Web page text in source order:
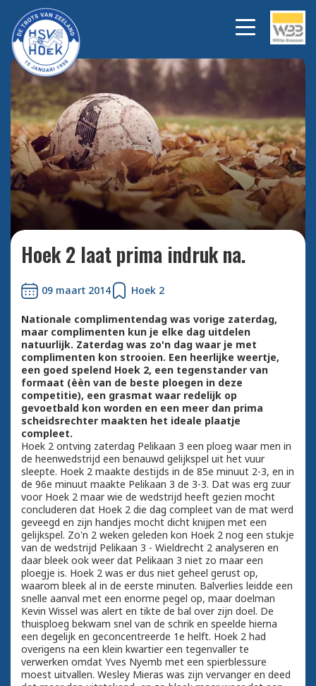
Bekijk alle foto's
Hoek 2 laat prima indruk na.
09 maart 2014 Hoek 2
Nationale complimentendag was vorige zaterdag,
maar complimenten kun je elke dag uitdelen
natuurlijk. Zaterdag was zo'n dag waar je met
complimenten kon strooien. Een heerlijke weertje,
een goed spelend Hoek 2, een tegenstander van
formaat (èèn van de beste ploegen in deze
competitie), een grasmat waar redelijk op
gevoetbald kon worden en een meer dan prima
scheidsrechter maakten het ideale plaatje
compleet.
Hoek 2 ontving zaterdag Pelikaan 3 een ploeg waar men in
de heenwedstrijd een benauwd gelijkspel uit het vuur
sleepte. Hoek 2 maakte destijds in de 85e minuut 2-3, en in
de 96e minuut maakte Pelikaan 3 de 3-3. Dat was erg zuur
voor Hoek 2 maar wie de wedstrijd heeft gezien mocht
concluderen dat Hoek 2 die dag compleet van de mat werd
geveegd en zijn handjes mocht dicht knijpen met een
gelijkspel. Zo'n 2 weken geleden kon Hoek 2 nog een stukje
van de wedstrijd Pelikaan 3 - Wieldrecht 2 analyseren en
daar bleek ook weer dat Pelikaan 3 niet zo maar een
ploegje is. Hoek 2 was er dus niet geheel gerust op,
waarom bleek al in de eerste minuten. Balverlies leidde een
snelle aanval met een enorme pegel op, maar doelman
Kevin Wissel was alert en tikte de bal over zijn doel. De
thuisploeg bekwam snel van de schrik en speelde hierna
een degelijk en geconcentreerde 1e helft. Hoek 2 had
overigens na een klein kwartier een tegenvaller te
verwerken omdat Yves Nyemb met een spierblessure
moest uitvallen. Wesley Mieras was zijn vervanger en deed